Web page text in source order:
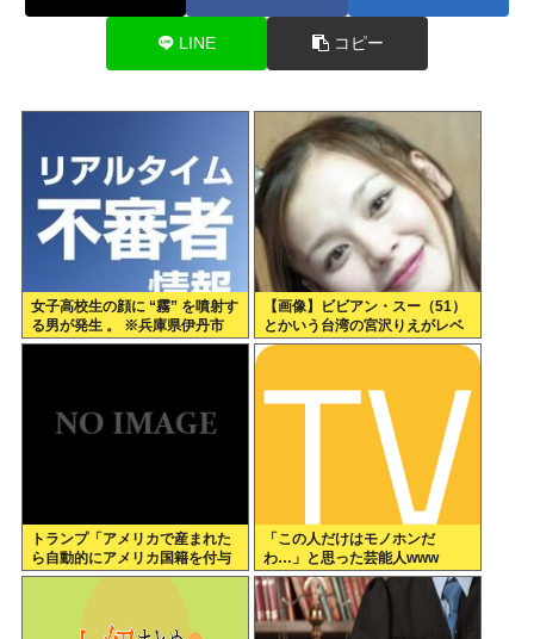
LINE コピー
女子高校生の顔に “霧” を噴射す
る男が発生 。 ※兵庫県伊丹市
【画像】ビビアン・スー（51）
とかいう台湾の宮沢りえがレベ
チすぎる
トランプ「アメリカで産まれた
ら自動的にアメリカ国籍を付与
するのをやめる！」
「この人だけはモノホンだ
わ…」と思った芸能人www